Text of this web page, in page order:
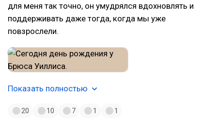
для меня так точно, он умудрялся вдохновлять и
поддерживать даже тогда, когда мы уже
повзрослели.
Показать полностью
20 10 7 1 1